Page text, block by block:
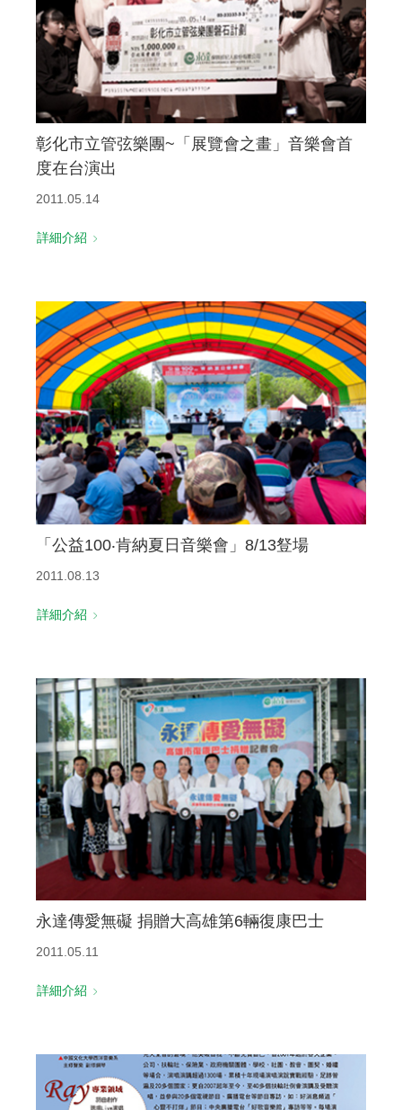
彰化市立管弦樂團~「展覽會之畫」音樂會首
度在台演出
2011.05.14
詳細介紹
「公益100‧肯納夏日音樂會」8/13豋場
2011.08.13
詳細介紹
永達傳愛無礙 捐贈大高雄第6輛復康巴士
2011.05.11
詳細介紹